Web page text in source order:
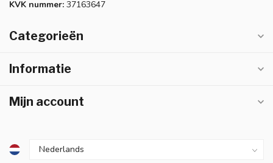
KVK nummer: 37163647
Categorieën
Informatie
Mijn account